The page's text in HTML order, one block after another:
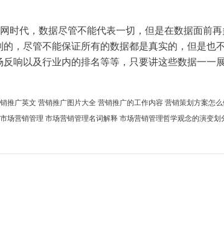
时代， 数据尽管不能代表一切，但是在数据面前再
的，尽管不能保证所有的数据都是真实的，但是也
反响以及行业内的排名等等，只要讲这些数据一一
推广英文 营销推广图片大全 营销推广的工作内容 营销策划方案怎
市场营销管理 市场营销管理名词解释 市场营销管理哲学观念的演变划